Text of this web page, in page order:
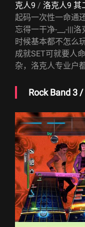
克人9 / 洛克人9 其
起码一次性一命通
忘得一干净-__,-|||
时候基本都不怎么
成就SET可就要人
杂，洛克人专业户
Rock Band 3